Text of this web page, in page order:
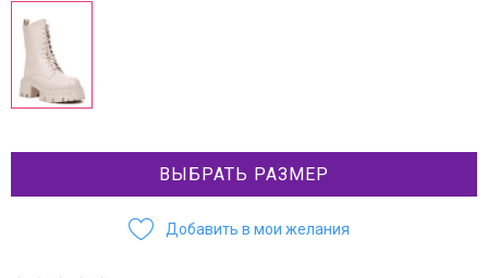
ВЫБРАТЬ РАЗМЕР
Добавить в мои желания